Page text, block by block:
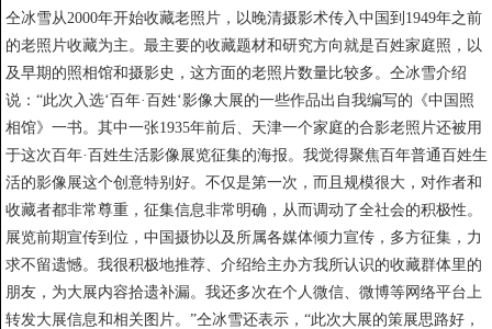
仝冰雪从2000年开始收藏老照片，以晚清摄影术传入中国到1949年之前
的老照片收藏为主。最主要的收藏题材和研究方向就是百姓家庭照，以
及早期的照相馆和摄影史，这方面的老照片数量比较多。仝冰雪介绍
说：“此次入选‘百年·百姓‘影像大展的一些作品出自我编写的《中国照
相馆》一书。其中一张1935年前后、天津一个家庭的合影老照片还被用
于这次百年·百姓生活影像展览征集的海报。我觉得聚焦百年普通百姓生
活的影像展这个创意特别好。不仅是第一次，而且规模很大，对作者和
收藏者都非常尊重，征集信息非常明确，从而调动了全社会的积极性。
展览前期宣传到位，中国摄协以及所属各媒体倾力宣传，多方征集，力
求不留遗憾。我很积极地推荐、介绍给主办方我所认识的收藏群体里的
朋友，为大展内容拾遗补漏。我还多次在个人微信、微博等网络平台上
转发大展信息和相关图片。”仝冰雪还表示，“此次大展的策展思路好，